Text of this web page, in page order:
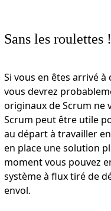
Sans les roulettes !
Si vous en êtes arrivé
vous devrez
originaux de Scrum ne
Scrum peut être utile
au départ à travailler
en place une solution
moment vous pouvez
système à flux tiré de
envol.